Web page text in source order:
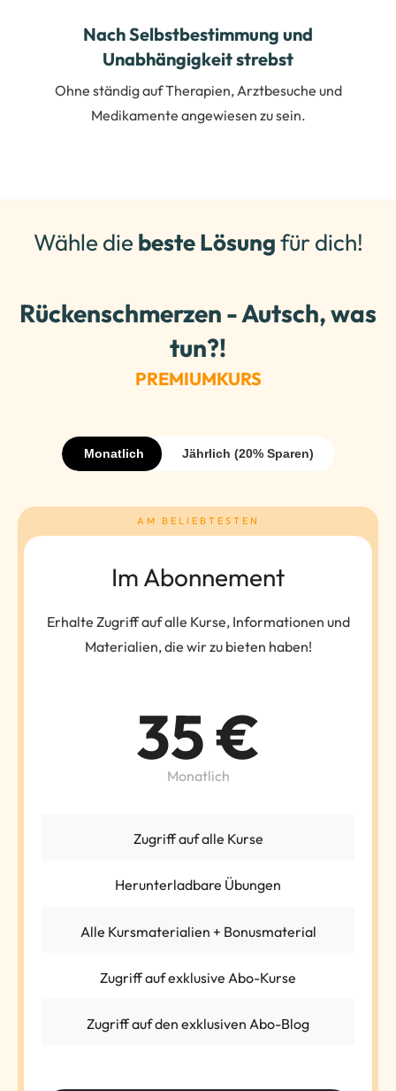
Nach Selbstbestimmung und
Unabhängigkeit strebst
Ohne ständig auf Therapien, Arztbesuche und
Medikamente angewiesen zu sein.
Wähle die beste Lösungfür dich!
Rückenschmerzen - Autsch, was
tun?!
PREMIUMKURS
Monatlich Jährlich (20% Sparen)
AM BELIEBTESTEN
Im Abonnement
Erhalte Zugriff auf alle Kurse, Informationen und
Materialien, die wir zu bieten haben!
35 €
Monatlich
Zugriff auf alle Kurse
Herunterladbare Übungen
Alle Kursmaterialien + Bonusmaterial
Zugriff auf exklusive Abo-Kurse
Zugriff auf den exklusiven Abo-Blog